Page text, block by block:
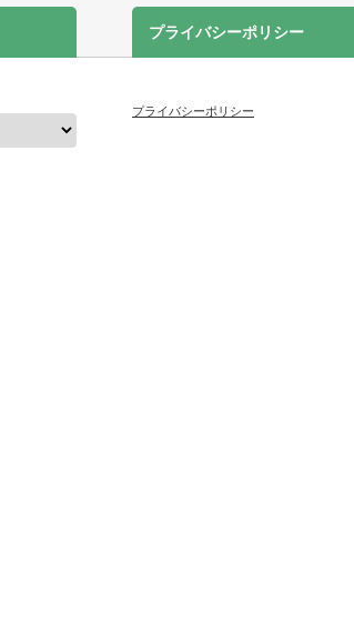
プライバシーポリシー
プライバシーポリシー